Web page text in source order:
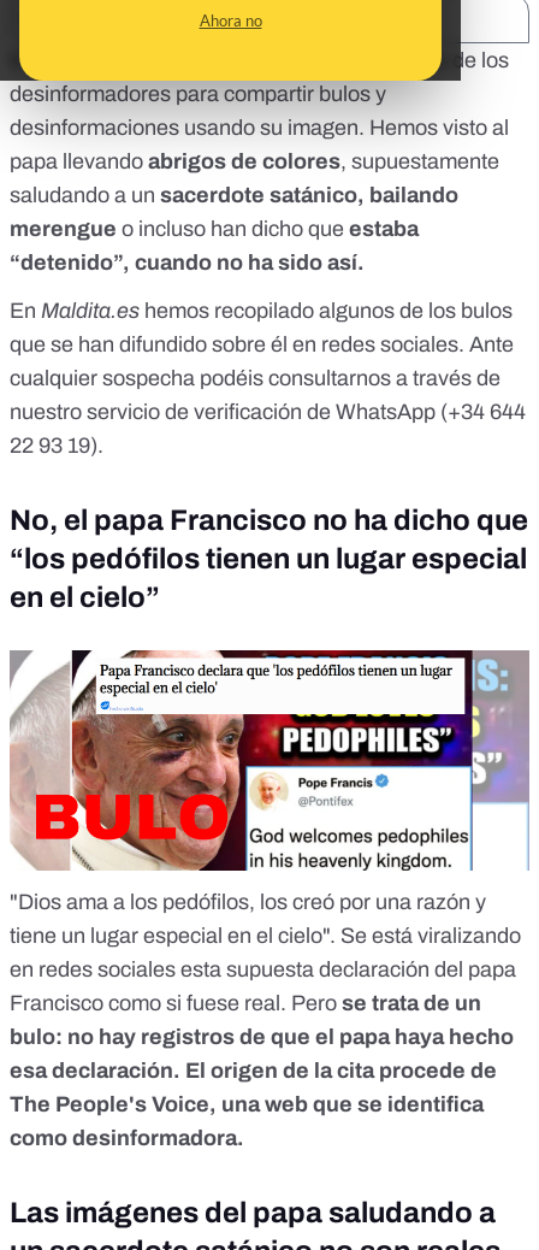
Ahora no
El papa Francisco ha sido durante años objeto de los
desinformadores para compartir bulos y
desinformaciones usando su imagen. Hemos visto al
papa llevando abrigos de colores, supuestamente
saludando a un sacerdote satánico, bailando
merengue o incluso han dicho que estaba
“detenido”, cuando no ha sido así.
En Maldita.es hemos recopilado algunos de los bulos
que se han difundido sobre él en redes sociales. Ante
cualquier sospecha podéis consultarnos a través de
nuestro servicio de verificación de WhatsApp (+34 644
22 93 19).
No, el papa Francisco no ha dicho que
“los pedófilos tienen un lugar especial
en el cielo”
"Dios ama a los pedófilos, los creó por una razón y
tiene un lugar especial en el cielo". Se está viralizando
en redes sociales esta supuesta declaración del papa
Francisco como si fuese real. Pero se trata de un
bulo: no hay registros de que el papa haya hecho
esa declaración. El origen de la cita procede de
The People's Voice, una web que se identifica
como desinformadora.
Las imágenes del papa saludando a